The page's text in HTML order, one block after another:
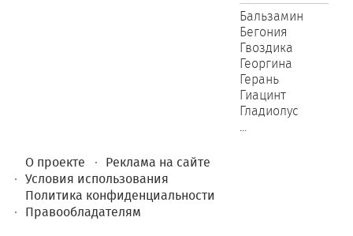
Бальзамин
Бегония
Гвоздика
Георгина
Герань
Гиацинт
Гладиолус
...
О проекте
Реклама на сайте
Условия использования
Политика конфиденциальности
Правообладателям